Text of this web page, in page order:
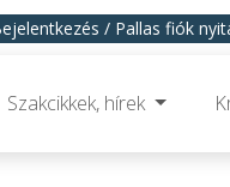
/ Pallas fiók
Szakcikkek, hírek